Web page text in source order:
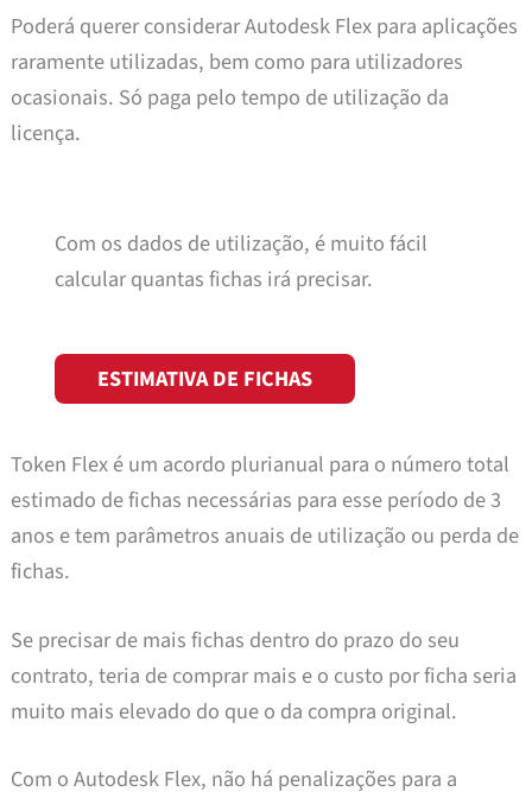
Poderá querer considerar Autodesk Flex para aplicações
raramente utilizadas, bem como para utilizadores
ocasionais. Só paga pelo tempo de utilização da
licença.
Com os dados de utilização, é muito fácil
calcular quantas fichas irá precisar.
ESTIMATIVA DE FICHAS
Token Flex é um acordo plurianual para o número total
estimado de fichas necessárias para esse período de 3
anos e tem parâmetros anuais de utilização ou perda de
fichas.
Se precisar de mais fichas dentro do prazo do seu
contrato, teria de comprar mais e o custo por ficha seria
muito mais elevado do que o da compra original.
Com o Autodesk Flex, não há penalizações para a